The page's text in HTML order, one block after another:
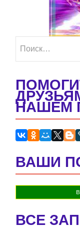
НАШЕМ
ВАШИ
ВСЕ